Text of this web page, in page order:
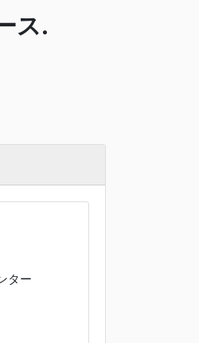
ス.
ター